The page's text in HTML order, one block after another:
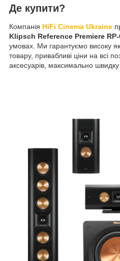
Де купити?
Компанія HiFi Cinema Ukraine
Klipsch Reference Premiere RP-
умовах. Ми гарантуємо високу
товару, привабливі ціни на всі
аксесуарів, максимально швидку